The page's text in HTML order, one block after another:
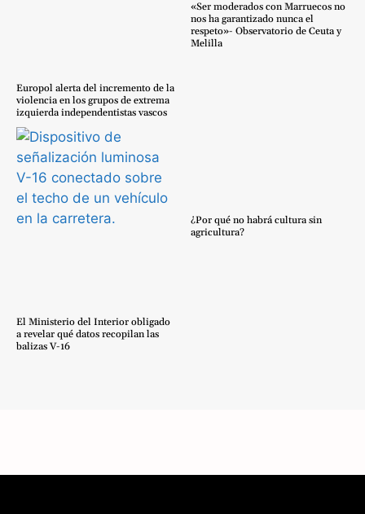
Europol alerta del incremento de la
violencia en los grupos de extrema
izquierda independentistas vascos
«Ser moderados con Marruecos no
nos ha garantizado nunca el
respeto»- Observatorio de Ceuta y
Melilla
El Ministerio del Interior obligado
a revelar qué datos recopilan las
balizas V-16
¿Por qué no habrá cultura sin
agricultura?